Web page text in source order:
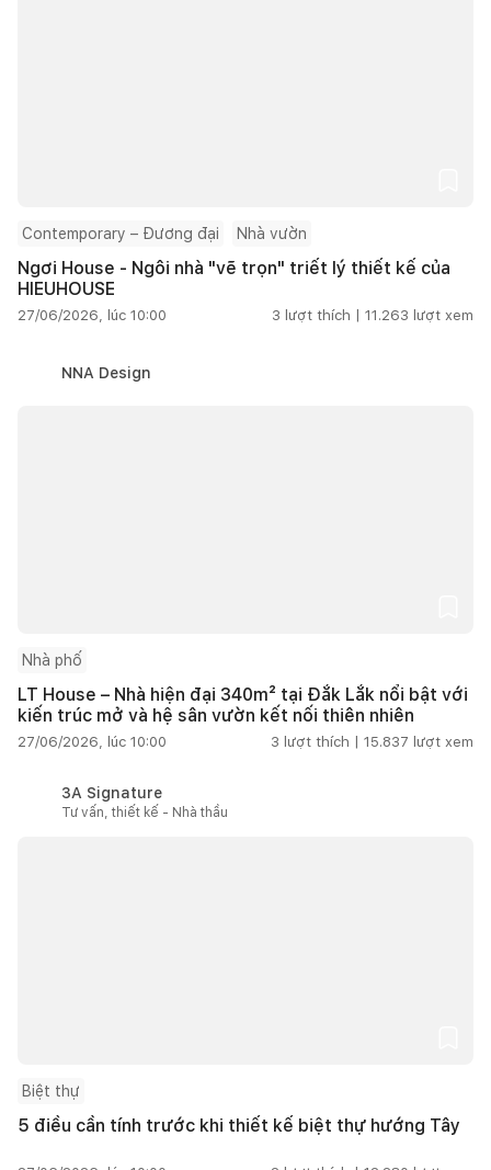
Contemporary – Đương đại Nhà vườn
Ngơi House - Ngôi nhà "vẽ trọn" triết lý thiết kế của
HIEUHOUSE
27/06/2026, lúc 10:00 3 lượt thích | 11.263 lượt xem
NNA Design
Nhà phố
LT House – Nhà hiện đại 340m² tại Đắk Lắk nổi bật với
kiến trúc mở và hệ sân vườn kết nối thiên nhiên
27/06/2026, lúc 10:00 3 lượt thích | 15.837 lượt xem
3A Signature
Tư vấn, thiết kế - Nhà thầu
Biệt thự
5 điều cần tính trước khi thiết kế biệt thự hướng Tây